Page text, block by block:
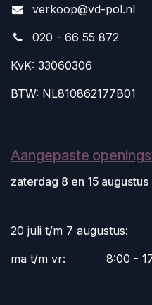
verkoop@vd-pol.nl
020 - 66 55 872
KvK: 33060306
BTW: NL810862177B01
Aangepaste
zaterdag 8 en 15 augustus
20 juli t/m 7 augustus:
ma t/m vr:
​8:00 -